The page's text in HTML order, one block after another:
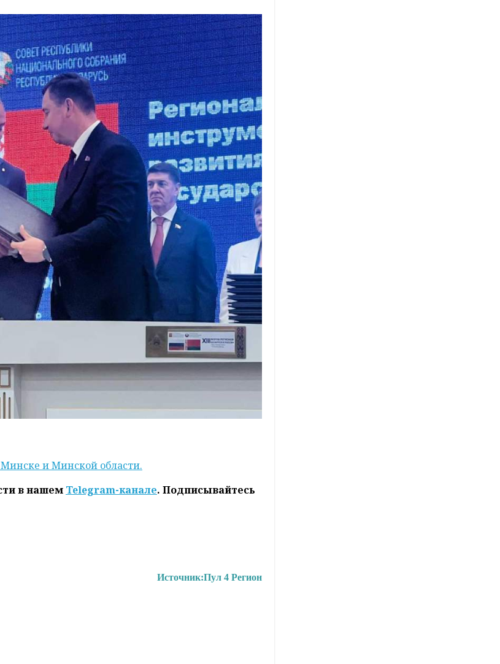
и Минской области.
в нашем Telegram-канале. Подписывайтесь
Источник:Пул 4 Регион